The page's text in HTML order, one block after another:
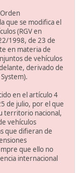
que se modifica el
(RGV en
1998, de 23 de
en materia de
de vehículos
derivado de
en el artículo 4
de julio, por el que
territorio nacional,
vehículos
que difieran de
que ello no
internacional